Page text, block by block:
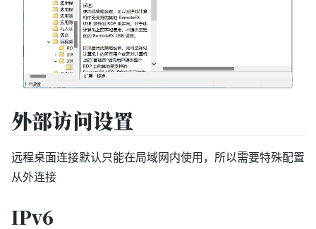
外部访问设置
远程桌面连接默认只能在局域网内使用，所以需要特殊配置
从外连接
IPv6